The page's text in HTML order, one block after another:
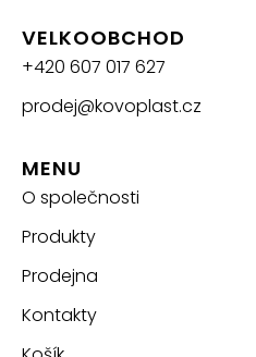
VELKOOBCHOD
+420 607 017 627
prodej@kovoplast.cz
MENU
O společnosti
Produkty
Prodejna
Kontakty